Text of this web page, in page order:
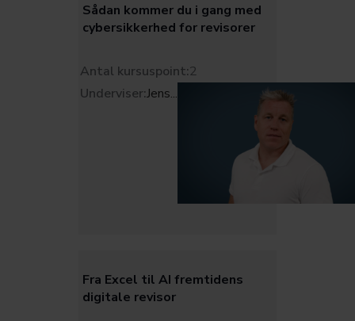
Sådan kommer du i gang med
cybersikkerhed for revisorer
Antal kursuspoint:2
Underviser:Jens...
Fra Excel til AI fremtidens
digitale revisor